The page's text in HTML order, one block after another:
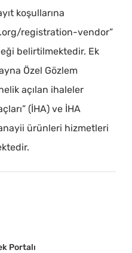
koşullarına
registration-vendor”
belirtilmektedir. Ek
Özel Gözlem
açılan ihaleler
(İHA) ve İHA
ürünleri hizmetleri
Portalı